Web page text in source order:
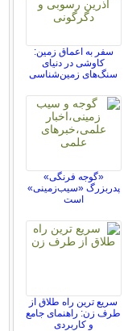
سفر به اعماق زمین:
کاوشی در دنیای
سنگ‌های زمین‌شناسی
«گوجه فرنگی»
پدربزرگ «سیب‌زمینی»
است
سریع ترین راه طلاق از
طرف زن: راهنمای جامع
و کاربردی